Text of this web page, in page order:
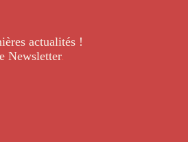
actualités !
Newsletter.